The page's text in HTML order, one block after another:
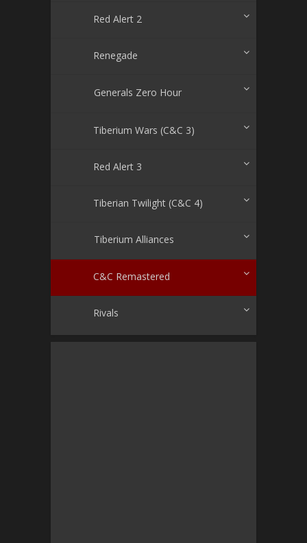
Red Alert 2
Renegade
Generals Zero Hour
Tiberium Wars (C&C 3)
Red Alert 3
Tiberian Twilight (C&C 4)
Tiberium Alliances
C&C Remastered
Rivals